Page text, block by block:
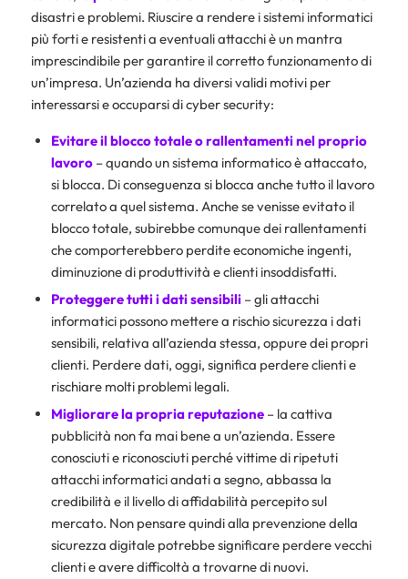
disastri e problemi. Riuscire a rendere i sistemi informatici
più forti e resistenti a eventuali attacchi è un mantra
imprescindibile per garantire il corretto funzionamento di
un’impresa. Un’azienda ha diversi validi motivi per
interessarsi e occuparsi di cyber security:
Evitare il blocco totale o rallentamenti nel proprio
lavoro– quando un sistema informatico è attaccato,
si blocca. Di conseguenza si blocca anche tutto il lavoro
correlato a quel sistema. Anche se venisse evitato il
blocco totale, subirebbe comunque dei rallentamenti
che comporterebbero perdite economiche ingenti,
diminuzione di produttività e clienti insoddisfatti.
Proteggere tutti i dati sensibili– gli attacchi
informatici possono mettere a rischio sicurezza i dati
sensibili, relativa all’azienda stessa, oppure dei propri
clienti. Perdere dati, oggi, significa perdere clienti e
rischiare molti problemi legali.
Migliorare la propria reputazione– la cattiva
pubblicità non fa mai bene a un’azienda. Essere
conosciuti e riconosciuti perché vittime di ripetuti
attacchi informatici andati a segno, abbassa la
credibilità e il livello di affidabilità percepito sul
mercato. Non pensare quindi alla prevenzione della
sicurezza digitale potrebbe significare perdere vecchi
clienti e avere difficoltà a trovarne di nuovi.